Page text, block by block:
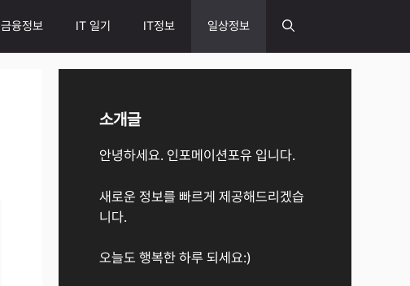
금융정보 IT 일기 IT정보 일상정보
소개글
안녕하세요. 인포메이션포유 입니다.
새로운 정보를 빠르게 제공해드리겠습
니다.
오늘도 행복한 하루 되세요:)